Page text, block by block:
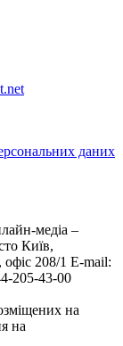
даних
медіа –
Київ,
208/1 E-mail:
205-43-00
на
на